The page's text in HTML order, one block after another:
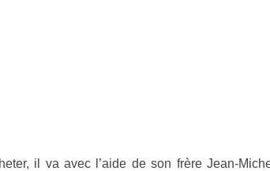
il va avec l’aide de son frère Jean-